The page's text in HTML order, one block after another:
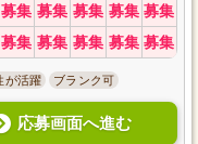
募集 募集 募集 募集 募集
募集 募集 募集 募集 募集
が活躍 ブランク可
応募画面へ進む